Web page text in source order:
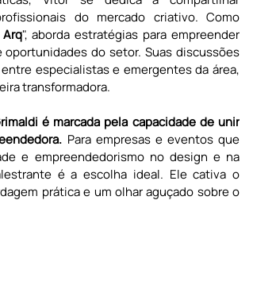
do mercado criativo. Como
", aborda estratégias para empreender
do setor. Suas discussões
especialistas e emergentes da área,
transformadora.
é marcada pela capacidade de unir
Para empresas e eventos que
e empreendedorismo no design e na
é a escolha ideal. Ele cativa o
prática e um olhar aguçado sobre o